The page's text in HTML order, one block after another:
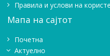
Правила и услови на
Мапа на сајтот
Почетна
Актуелно